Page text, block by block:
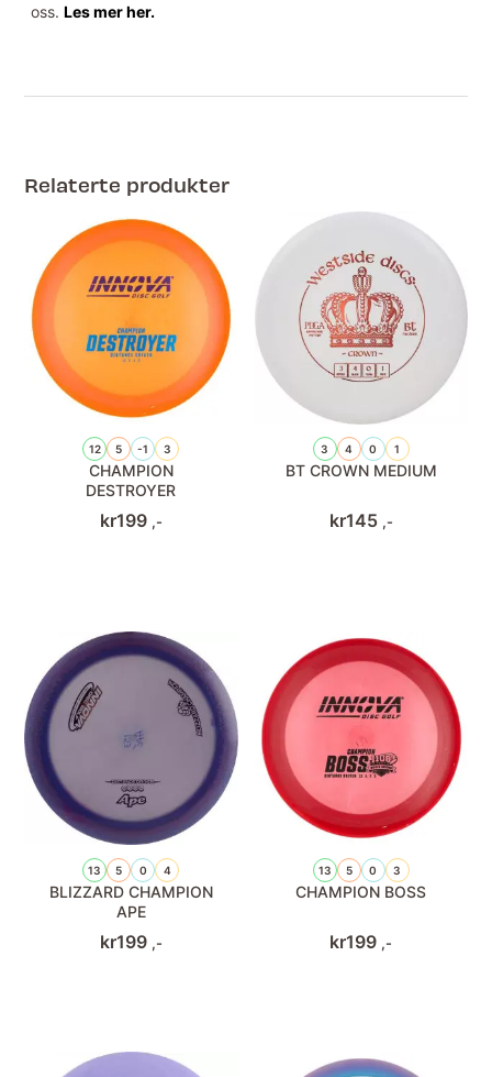
oss.Les mer her.
Relaterte produkter
12 5 -1 3
CHAMPION
DESTROYER
kr199 ,-
3 4 0 1
BT CROWN MEDIUM
kr145 ,-
13 5 0 4
BLIZZARD CHAMPION
APE
kr199 ,-
13 5 0 3
CHAMPION BOSS
kr199 ,-